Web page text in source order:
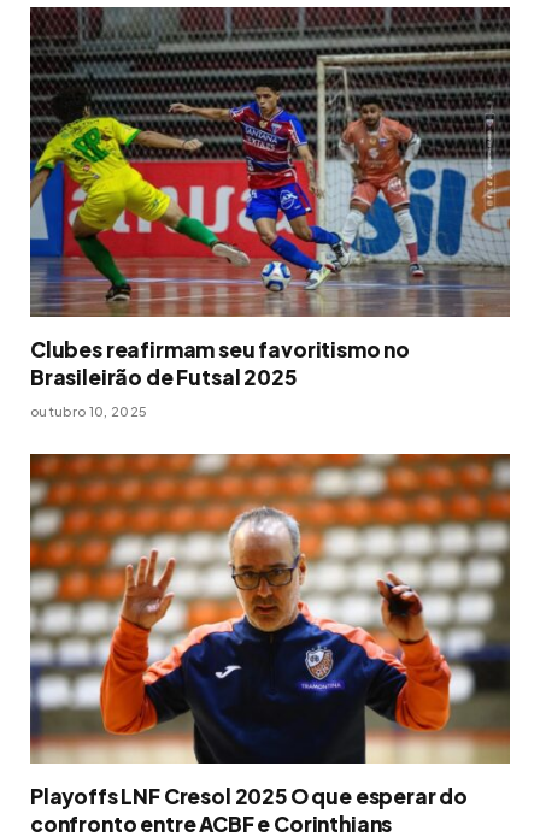
Clubes reafirmam seu favoritismo no
Brasileirão de Futsal 2025
outubro 10, 2025
Playoffs LNF Cresol 2025 O que esperar do
confronto entre ACBF e Corinthians